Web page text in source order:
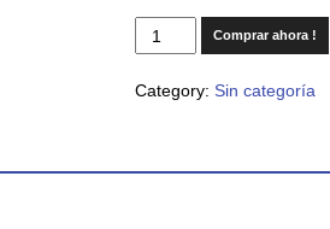
Comprar ahora !
Category:Sin categoría